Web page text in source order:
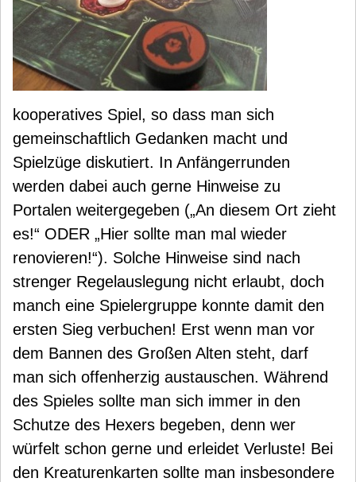
kooperatives Spiel, so dass man sich
gemeinschaftlich Gedanken macht und
Spielzüge diskutiert. In Anfängerrunden
werden dabei auch gerne Hinweise zu
Portalen weitergegeben („An diesem Ort zieht
es!“ ODER „Hier sollte man mal wieder
renovieren!“). Solche Hinweise sind nach
strenger Regelauslegung nicht erlaubt, doch
manch eine Spielergruppe konnte damit den
ersten Sieg verbuchen! Erst wenn man vor
dem Bannen des Großen Alten steht, darf
man sich offenherzig austauschen. Während
des Spieles sollte man sich immer in den
Schutze des Hexers begeben, denn wer
würfelt schon gerne und erleidet Verluste! Bei
den Kreaturenkarten sollte man insbesondere